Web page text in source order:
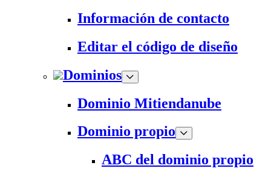
Información de contacto
Editar el código de diseño
Dominios
Dominio Mitiendanube
Dominio propio
ABC del dominio propio